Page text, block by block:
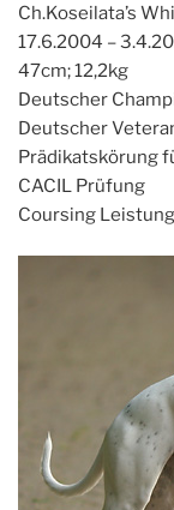
Ch.Koseilata’s
17.6.2004 –
47cm; 12,2kg
Deutscher
Deutscher
Prädikatskörung
CACIL Prüfung
Coursing